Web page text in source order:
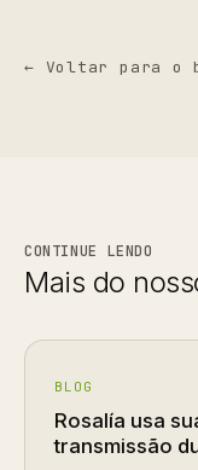
← Voltar para o
CONTINUE LENDO
Mais do
BLOG
Rosalía usa
transmissão